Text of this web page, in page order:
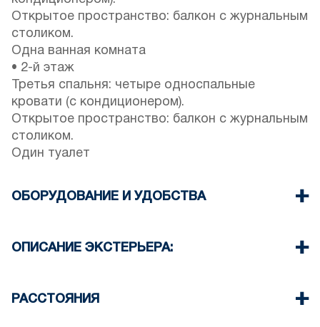
Открытое пространство: балкон с журнальным
столиком.
Одна ванная комната
• 2-й этаж
Третья спальня: четыре односпальные
кровати (с кондиционером).
Открытое пространство: балкон с журнальным
столиком.
Один туалет
ОБОРУДОВАНИЕ И УДОБСТВА
предоставляются.
Wi-Fi / беспроводной интернет
ОПИСАНИЕ ЭКСТЕРЬЕРА:
барбекю.
РАССТОЯНИЯ